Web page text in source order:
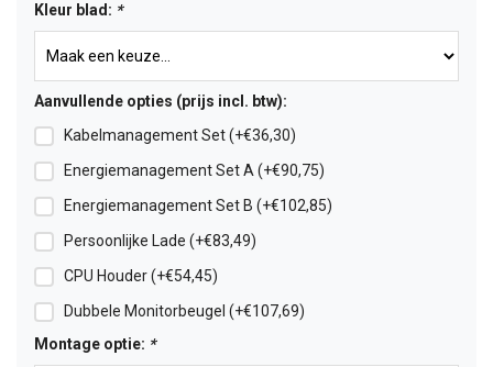
Kleur blad: *
Aanvullende opties (prijs incl. btw):
Kabelmanagement Set (+€36,30)
Energiemanagement Set A (+€90,75)
Energiemanagement Set B (+€102,85)
Persoonlijke Lade (+€83,49)
CPU Houder (+€54,45)
Dubbele Monitorbeugel (+€107,69)
Montage optie: *